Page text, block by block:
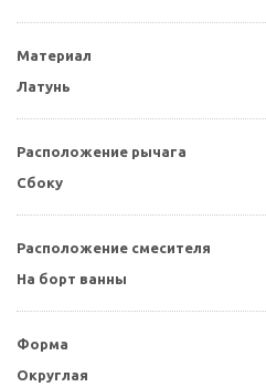
Материал
Латунь
Расположение рычага
Сбоку
Расположение смесителя
На борт ванны
Форма
Округлая